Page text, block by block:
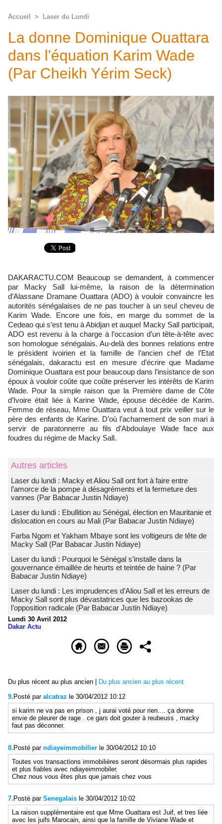
Accueil > Laser du Lundi
La donne Dominique Ouattara
dans l'équation Karim Wade
(Par Cheikh Yérim Seck)
DAKARACTU.COM Beaucoup se demandent, à commencer
par Macky Sall lui-même, la raison de la détermination
d’Alassane Dramane Ouattara (ADO) à vouloir convaincre les
autorités sénégalaises de ne pas toucher à un seul cheveu de
Karim Wade. Encore une fois, en marge du sommet de la
Cedeao qui s’est tenu à Abidjan et auquel Macky Sall participait,
ADO est revenu à la charge à l’occasion d’un tête-à-tête avec
son homologue sénégalais. Au-delà des bonnes relations entre
le président ivoirien et la famille de l’ancien chef de l’Etat
sénégalais, dakaractu est en mesure d’écrire que Madame
Dominique Ouattara est pour beaucoup dans l’insistance de son
époux à vouloir coûte que coûte préserver les intérêts de Karim
Wade. Pour la simple raison que la Première dame de Côte
d’Ivoire était liée à Karine Wade, épouse décédée de Karim.
Femme de réseau, Mme Ouattara veut à tout prix veiller sur le
père des enfants de Karine. D’où l’acharnement de son mari à
servir de paratonnerre au fils d’Abdoulaye Wade face aux
foudres du régime de Macky Sall.
Autres articles
Laser du lundi : Macky et Aliou Sall ont fort à faire entre
l’amorce de la pompe à désagréments et la fermeture des
vannes (Par Babacar Justin Ndiaye)
Laser du lundi : Ebullition au Sénégal, élection en Mauritanie et
dislocation en cours au Mali (Par Babacar Justin Ndiaye)
Farba Ngom et Yakham Mbaye sont les voltigeurs de tête de
Macky Sall (Par Babacar Justin Ndiaye)
Laser du lundi : Pourquoi le Sénégal s’installe dans la
gouvernance émaillée de heurts et teintée de haine ? (Par
Babacar Justin Ndiaye)
Laser du lundi : Les imprudences d’Aliou Sall et les erreurs de
Macky Sall sont plus dévastatrices que les bazookas de
l’opposition radicale (Par Babacar Justin Ndiaye)
Lundi 30 Avril 2012
Dakar Actu
Du plus récent au plus ancien
Du plus ancien au plus récent
9. Posté par alcatraz le 30/04/2012 10:12
si karim ne va pas en prison , j aurai voté pour rien.... ça donne
envie de pleurer de rage . ce gars doit gouter à reubeuss , macky
faut pas déconner.
8. Posté par ndiayeimmobilier le 30/04/2012 10:10
Toutes vos transactions immobilières seront désormais plus rapides
et plus fiables avec ndiayeimmobiler.
Chez nous vous êtes plus que jamais chez vous
7. Posté par Senegalais le 30/04/2012 10:02
La raison supplémentaire est que Mme Ouattara est Juif, et tres liée
avec les juifs Marocain, ainsi que la famille de Viviane Wade et